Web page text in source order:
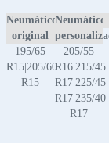
Neumático
original
Neumático
195/65
R15|205/60
R15
205/55
R16|215/45
R17|225/45
R17|235/40
R17